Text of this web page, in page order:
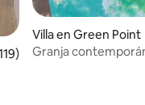
promedio: 4.84 de 5,
Villa en Green Point
Granja